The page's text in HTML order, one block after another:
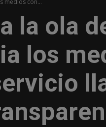
medios con...
la ola
los